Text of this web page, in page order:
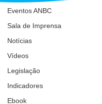
Eventos ANBC
Sala de Imprensa
Notícias
Vídeos
Legislação
Indicadores
Ebook